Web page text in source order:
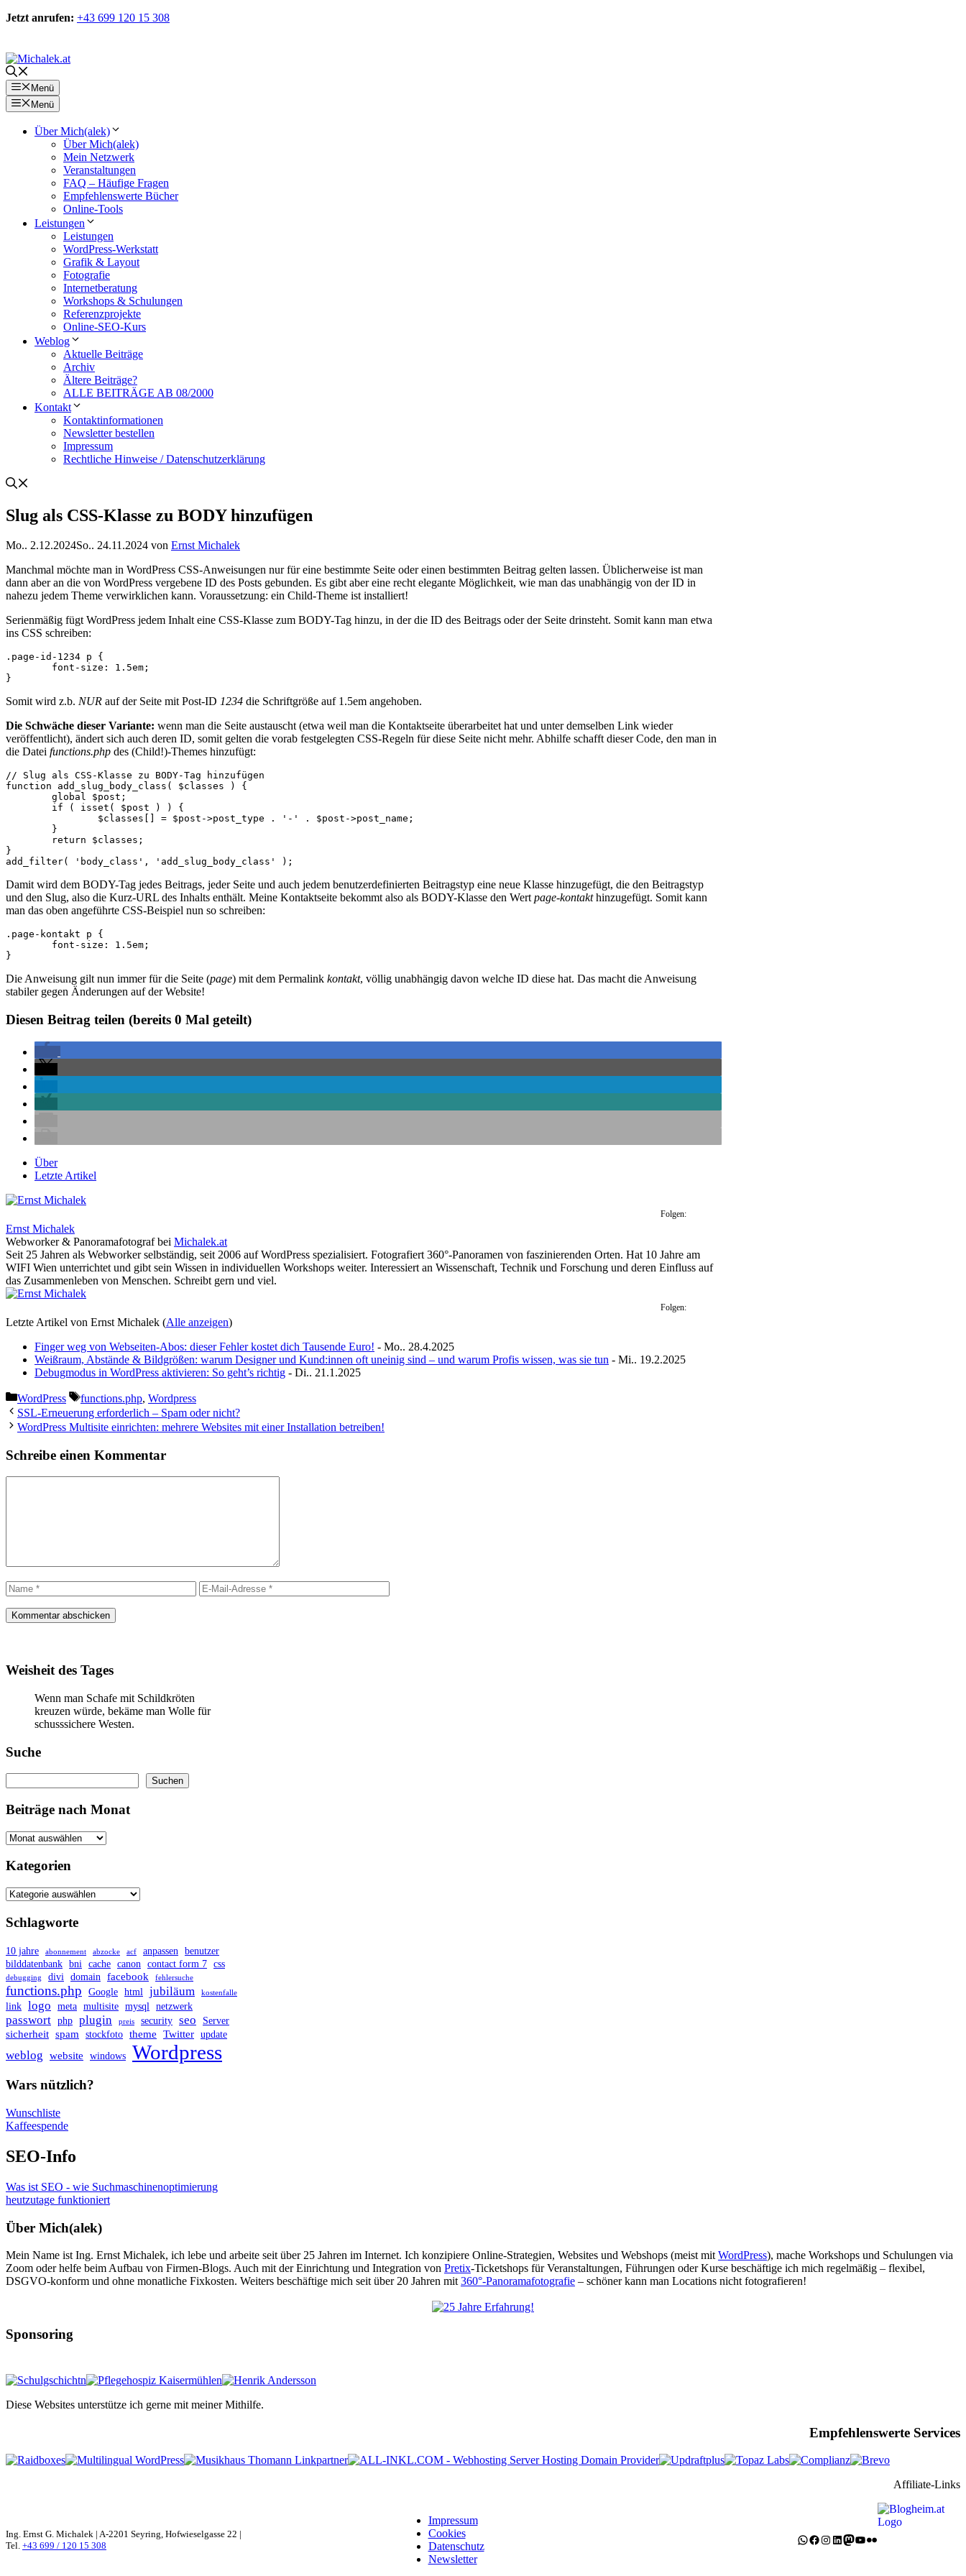
Zum
Jetzt anrufen: +43 699 120 15 308
Menü
Menü
Über Mich(alek)
Über Mich(alek)
Mein Netzwerk
Veranstaltungen
FAQ – Häufige Fragen
Empfehlenswerte Bücher
Online-Tools
Leistungen
Leistungen
WordPress-Werkstatt
Grafik & Layout
Fotografie
Internetberatung
Workshops & Schulungen
Referenzprojekte
Online-SEO-Kurs
Weblog
Aktuelle Beiträge
Archiv
Ältere Beiträge?
ALLE BEITRÄGE AB 08/2000
Kontakt
Kontaktinformationen
Newsletter bestellen
Impressum
Rechtliche Hinweise / Datenschutzerklärung
Slug als CSS-Klasse zu BODY hinzufügen
Mo.. 2.12.2024So.. 24.11.2024 von Ernst Michalek
Manchmal möchte man in WordPress CSS-Anweisungen nur für eine bestimmte Seite oder einen bestimmten Beitrag gelten lassen. Üblicherweise ist man
dann aber an die von WordPress vergebene ID des Posts gebunden. Es gibt aber eine recht elegante Möglichkeit, wie man das unabhängig von der ID in
nahezu jedem Theme verwirklichen kann. Voraussetzung: ein Child-Theme ist installiert!
Serienmäßig fügt WordPress jedem Inhalt eine CSS-Klasse zum BODY-Tag hinzu, in der die ID des Beitrags oder der Seite drinsteht. Somit kann man etwa
ins CSS schreiben:
.page-id-1234 p {
}
Somit wird z.b. NUR auf der Seite mit Post-ID 1234 die Schriftgröße auf 1.5em angehoben.
Die Schwäche dieser Variante: wenn man die Seite austauscht (etwa weil man die Kontaktseite überarbeitet hat und unter demselben Link wieder
veröffentlicht), ändert sich auch deren ID, somit gelten die vorab festgelegten CSS-Regeln für diese Seite nicht mehr. Abhilfe schafft dieser Code, den man in
die Datei functions.php des (Child!)-Themes hinzufügt:
// Slug als CSS-Klasse zu BODY-Tag hinzufügen
function add_slug_body_class( $classes ) {
}
add_filter( 'body_class', 'add_slug_body_class' );
Damit wird dem BODY-Tag jedes Beitrags, jeder Seite und auch jedem benutzerdefinierten Beitragstyp eine neue Klasse hinzugefügt, die den Beitragstyp
und den Slug, also die Kurz-URL des Inhalts enthält. Meine Kontaktseite bekommt also als BODY-Klasse den Wertpage-kontakthinzugefügt. Somit kann
man das oben angeführte CSS-Beispiel nun so schreiben:
.page-kontakt p {
}
Die Anweisung gilt nun immer für die Seite (page) mit dem Permalink kontakt, völlig unabhängig davon welche ID diese hat. Das macht die Anweisung
stabiler gegen Änderungen auf der Website!
Diesen Beitrag teilen (bereits 0 Mal geteilt)
Über
Letzte Artikel
Folgen:
Ernst Michalek
Webworker & Panoramafotografbei Michalek.at
Seit 25 Jahren als Webworker selbständig, seit 2006 auf WordPress spezialisiert. Fotografiert 360°-Panoramen von faszinierenden Orten. Hat 10 Jahre am
WIFI Wien unterrichtet und gibt sein Wissen in individuellen Workshops weiter. Interessiert an Wissenschaft, Technik und Forschung und deren Einfluss auf
das Zusammenleben von Menschen. Schreibt gern und viel.
Folgen:
Letzte Artikel von Ernst Michalek (Alle anzeigen)
Finger weg von Webseiten-Abos: dieser Fehler kostet dich Tausende Euro! - Mo.. 28.4.2025
Weißraum, Abstände & Bildgrößen: warum Designer und Kund:innen oft uneinig sind – und warum Profis wissen, was sie tun - Mi.. 19.2.2025
Debugmodus in WordPress aktivieren: So geht’s richtig - Di.. 21.1.2025
Kategorien
WordPress Schlagwörter
functions.php, Wordpress
SSL-Erneuerung erforderlich – Spam oder nicht?
WordPress Multisite einrichten: mehrere Websites mit einer Installation betreiben!
Schreibe einen Kommentar
Name
E-
Mail-
Weisheit des Tages
Wenn man Schafe mit Schildkröten
kreuzen würde, bekäme man Wolle für
schusssichere Westen.
Suche
Suchen
Beiträge nach Monat
Kategorien
Schlagworte
10 jahre abonnement abzocke acf anpassen
benutzer
bilddatenbank bni cache canon contact form 7 css
debugging divi domain facebook fehlersuche
functions.php Google html jubiläum kostenfalle
link logo meta multisite mysql netzwerk
passwort php plugin preis security seo Server
sicherheit spam stockfoto theme Twitter update
weblog website windows Wordpress
Wars nützlich?
Wunschliste
Kaffeespende
SEO-Info
Was ist SEO - wie Suchmaschinenoptimierung
heutzutage funktioniert
Über Mich(alek)
Mein Name ist Ing. Ernst Michalek, ich lebe und arbeite seit über 25 Jahren im Internet. Ich konzipiere Online-Strategien, Websites und Webshops (meist mit WordPress), mache Workshops und Schulungen via
Zoom oder helfe beim Aufbau von Firmen-Blogs. Auch mit der Einrichtung und Integration von Pretix-Ticketshops für Veranstaltungen, Führungen oder Kurse beschäftige ich mich regelmäßig – flexibel,
DSGVO-konform und ohne monatliche Fixkosten. Weiters beschäftige mich seit über 20 Jahren mit 360°-Panoramafotografie – schöner kann man Locations nicht fotografieren!
Sponsoring
Diese Websites unterstütze ich gerne mit meiner Mithilfe.
Empfehlenswerte Services
Affiliate-Links
Ing. Ernst G. Michalek | A-2201 Seyring, Hofwieselgasse 22 |
Tel. +43 699 / 120 15 308
Impressum
Cookies
Datenschutz
Newsletter
WhatsApp
Facebook
Instagram
LinkedIn
Mastodon
YouTube
Flickr